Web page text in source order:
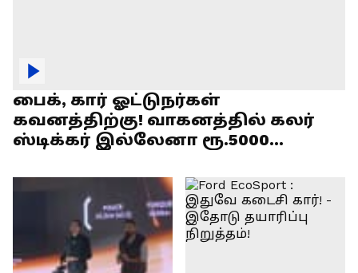
பைக், கார் ஓட்டுநர்கள்
கவனத்திற்கு! வாகனத்தில் கலர்
ஸ்டிக்கர் இல்லேனா ரூ.5000